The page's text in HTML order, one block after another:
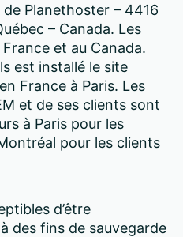
Planethoster – 4416
– Canada. Les
et au Canada.
est installé le site
France à Paris. Les
et de ses clients sont
à Paris pour les
pour les clients
d’être
des fins de sauvegarde